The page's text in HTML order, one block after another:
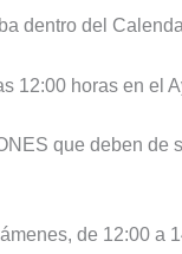
dentro del
12:00 horas en el
que deben
de 12:00 a